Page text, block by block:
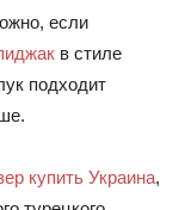
если
в стиле
подходит
купить Украина,